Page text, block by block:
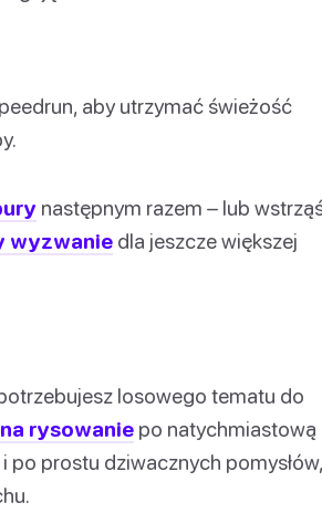
aby utrzymać świeżość
następnym razem – lub
wyzwanie dla jeszcze większej
losowego tematu do
rysowanie po natychmiastową
prostu dziwacznych